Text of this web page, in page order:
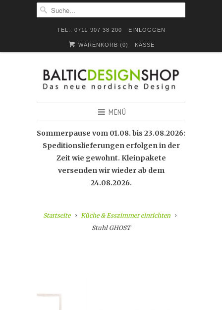
TEL.: 0711-907 38 200 EINLOGGEN
WARENKORB (0) KASSE
MENÜ
Sommerpause vom 01.08. bis 23.08.2026:
Speditionslieferungen erfolgen in der
Zeit wie gewohnt. Kleinpakete
versenden wir wieder ab dem
24.08.2026.
Startseite
Küche & Esszimmer einrichten
Stuhl GHOST